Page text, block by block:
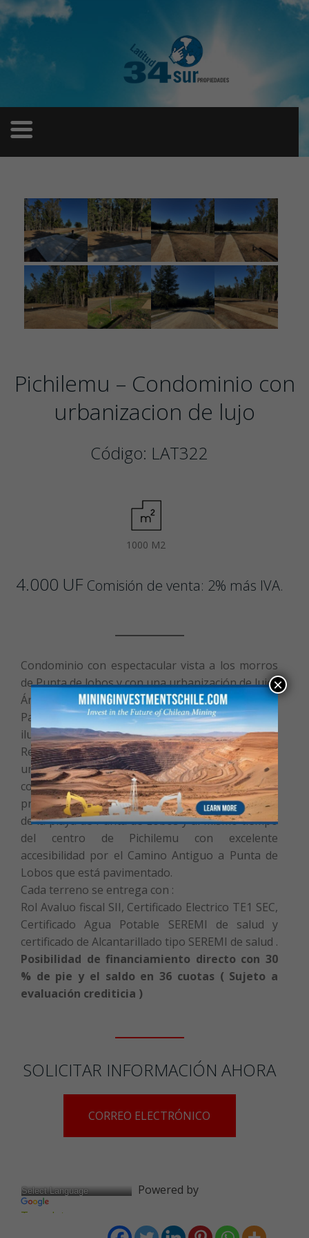
Pichilemu – Condominio con
urbanizacion de lujo
Código: LAT322
1000 M2
4.000 UF Comisión de venta: 2% más IVA.
Condominio con espectacular vista a los morros
de Punta de lobos y con una urbanización de lujo.
Área deportiva, Torre Mirador a Punta de Lobos,
Paisajismo con plantas y árboles nativos e
iluminación en acceso principal .
Reglamento de arquitectura y construcción para
una integración armónica al entorno del
condominio . Se ubica en un entorno natural
privilegiado en Pichilemu y solo esta a 5 minutos
de la playa de Punta de Lobos y al mismo tiempo
del centro de Pichilemu con excelente
accesibilidad por el Camino Antiguo a Punta de
Lobos que está pavimentado.
Cada terreno se entrega con :
Rol Avaluo fiscal SII, Certificado Electrico TE1 SEC,
Certificado Agua Potable SEREMI de salud y
certificado de Alcantarillado tipo SEREMI de salud .
Posibilidad de financiamiento directo con 30
% de pie y el saldo en 36 cuotas ( Sujeto a
evaluación crediticia )
SOLICITAR INFORMACIÓN AHORA
CORREO ELECTRÓNICO
Powered by
Translate
×